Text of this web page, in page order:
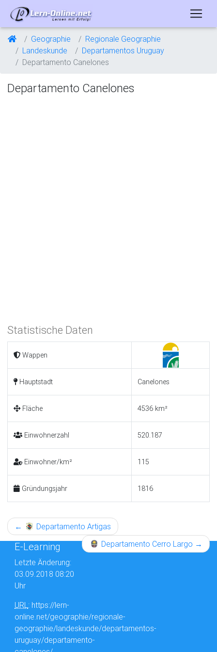
Geographie
Regionale Geographie
Landeskunde
Departamentos Uruguay
Departamento Canelones
Departamento Canelones
Statistische Daten
Wappen
Hauptstadt Canelones
Fläche 4536 km²
Einwohnerzahl 520.187
Einwohner/km² 115
Gründungsjahr 1816
←
Departamento Artigas
Departamento Cerro Largo →
E-Learning
Letzte Änderung:
03.09.2018 08:20
Uhr
URL: https://lern-
online.net/geographie/regionale-
geographie/landeskunde/departamentos-
uruguay/departamento-